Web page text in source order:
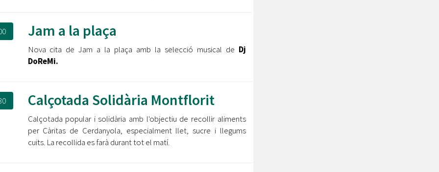
Jam a la plaça
Nova cita de Jam a la plaça amb la selecció musical de Dj
DoReMi.
Calçotada Solidària Montflorit
Calçotada popular i solidària amb l'objectiu de recollir aliments
per Càritas de Cerdanyola, especialment llet, sucre i llegums
cuits. La recollida es farà durant tot el matí.